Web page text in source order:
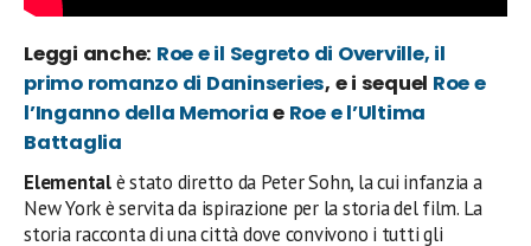
Leggi anche: Roe e il Segreto di Overville, il
primo romanzo di Daninseries, e i sequel Roe e
l’Inganno della Memoriae Roe e l’Ultima
Battaglia
Elementalè stato diretto da Peter Sohn, la cui infanzia a
New York è servita da ispirazione per la storia del film. La
storia racconta di una città dove convivono i tutti gli